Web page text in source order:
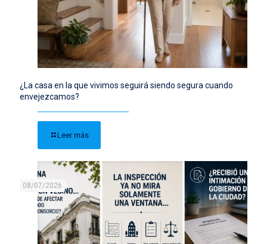
¿La casa en la que vivimos seguirá siendo segura cuando
envejezcamos?
Leer más
08/07/2026